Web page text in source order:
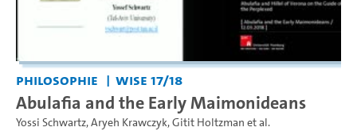
Philosophie WiSe 17/18
Abulafia and the Early Maimonideans
Yossi Schwartz,Aryeh Krawczyk,Gitit Holtzman et al.